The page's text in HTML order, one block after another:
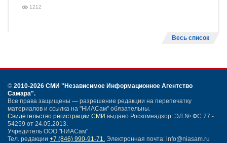
1212
Весь список
© 2010-2026 СМИ "Независимое Информационное Агентство
Самара".
Все права защищены — разрешение редакции на перепечатку
материалов и ссылка на "НИАСам" обязательны.
Свидетельство регистрации СМИ выдано Роскомнадзор: ЭЛ № ФС 77 -
54259 от 24.05.2013.
Учредитель ООО "НИАСам".
Тел. редакции +7 (846) 990-91-71. Электронная почта: info@niasam.ru